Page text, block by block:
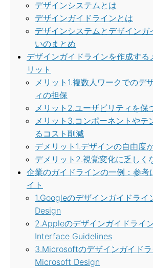
デザインシステムとは
デザインガイドラインとは
デザインシステムとデザインガ
いのまとめ
デザインガイドラインを作成する
リット
メリット1.複数人ワークでのデ
ィの担保
メリット2.ユーザビリティを保
メリット3.コンポーネントやテ
るコスト削減
デメリット1.デザインの自由度
デメリット2.視覚変化に乏しく
企業のガイドラインの一例：参考
イト
1.Googleのデザインガイドラ
Design
2.Appleのデザインガイドライ
Interface Guidelines
3.Microsoftのデザインガイドラ
Microsoft Design